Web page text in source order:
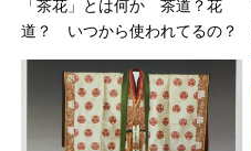
「茶花」とは何か 茶道？花
道？ いつから使われてるの？